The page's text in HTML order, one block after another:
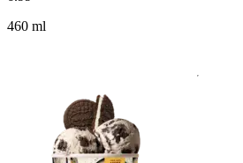
460 ml